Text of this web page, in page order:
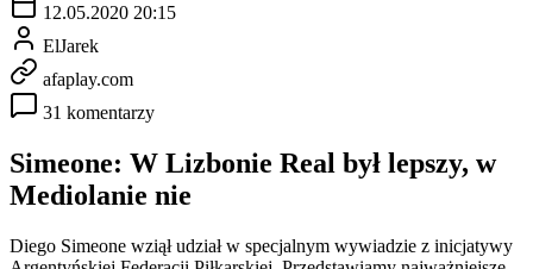
12.05.2020 20:15
ElJarek
afaplay.com
31 komentarzy
Simeone: W Lizbonie Real był lepszy, w
Mediolanie nie
Diego Simeone wziął udział w specjalnym wywiadzie z inicjatywy